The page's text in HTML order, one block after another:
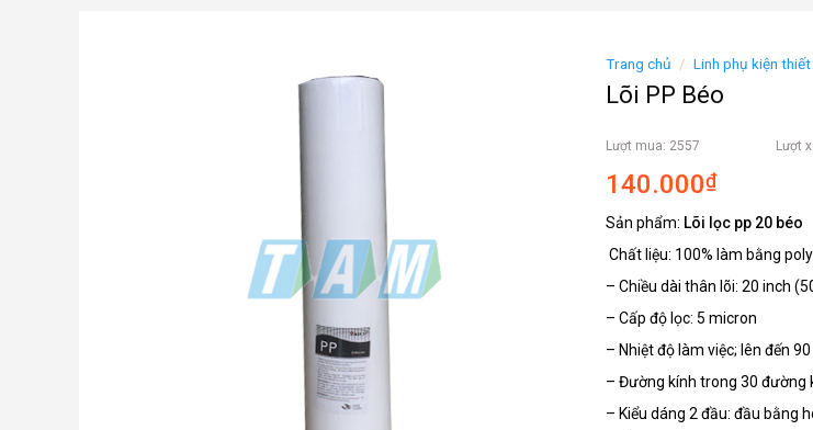
Trang chủ / Linh phụ kiện
Lõi PP Béo
Lượt mua: 2557 Lượt
140.000₫
Sản phẩm: Lõi lọc pp 20 béo
Chất liệu: 100% làm bằng
– Chiều dài thân lõi: 20 inch
– Cấp độ lọc: 5 micron
– Nhiệt độ làm việc; lên đến 90
– Đường kính trong 30 đường
– Kiểu dáng 2 đầu: đầu bằng